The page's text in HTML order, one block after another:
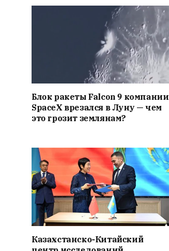
Блок ракеты Falcon 9 компании
SpaceX врезался в Луну — чем
это грозит землянам?
Казахстанско-Китайский